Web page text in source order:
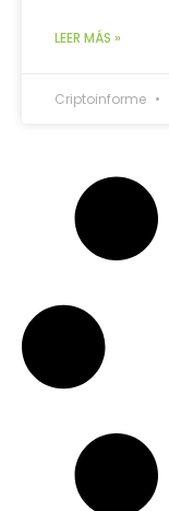
LEER MÁS »
Criptoinforme